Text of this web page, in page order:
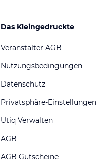
Das Kleingedruckte
Veranstalter AGB
Nutzungsbedingungen
Datenschutz
Privatsphäre-Einstellungen
Utiq Verwalten
AGB
AGB Gutscheine